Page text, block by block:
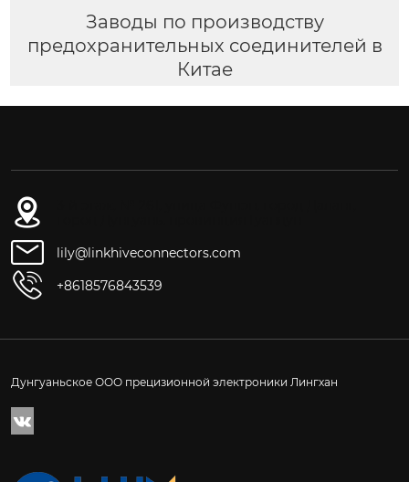
Заводы по производству
предохранительных соединителей в
Китае
lily@linkhiveconnectors.com
+8618576843539
Дунгуаньское ООО прецизионной электроники Лингхан
